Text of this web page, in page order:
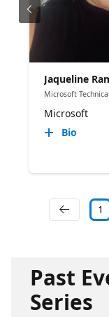
Jaqueline
Microsoft
Microsoft
Bio
1
Past
Series